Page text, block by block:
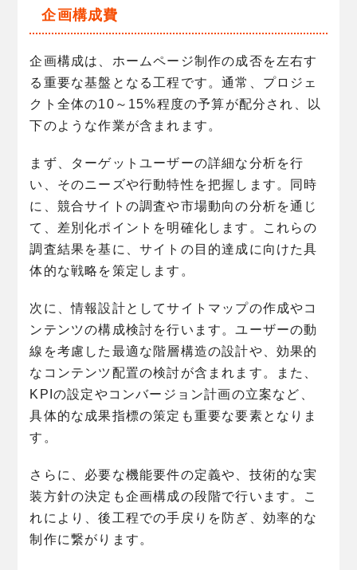
企画構成費
企画構成は、ホームページ制作の成否を左右す
る重要な基盤となる工程です。通常、プロジェ
クト全体の10～15%程度の予算が配分され、以
下のような作業が含まれます。
まず、ターゲットユーザーの詳細な分析を行
い、そのニーズや行動特性を把握します。同時
に、競合サイトの調査や市場動向の分析を通じ
て、差別化ポイントを明確化します。これらの
調査結果を基に、サイトの目的達成に向けた具
体的な戦略を策定します。
次に、情報設計としてサイトマップの作成やコ
ンテンツの構成検討を行います。ユーザーの動
線を考慮した最適な階層構造の設計や、効果的
なコンテンツ配置の検討が含まれます。また、
KPIの設定やコンバージョン計画の立案など、
具体的な成果指標の策定も重要な要素となりま
す。
さらに、必要な機能要件の定義や、技術的な実
装方針の決定も企画構成の段階で行います。こ
れにより、後工程での手戻りを防ぎ、効率的な
制作に繋がります。